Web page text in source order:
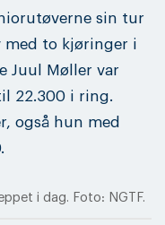
sin tur
med to kjøringer i
Juul Møller var
22.300 i ring.
også hun med
i dag. Foto: NGTF.